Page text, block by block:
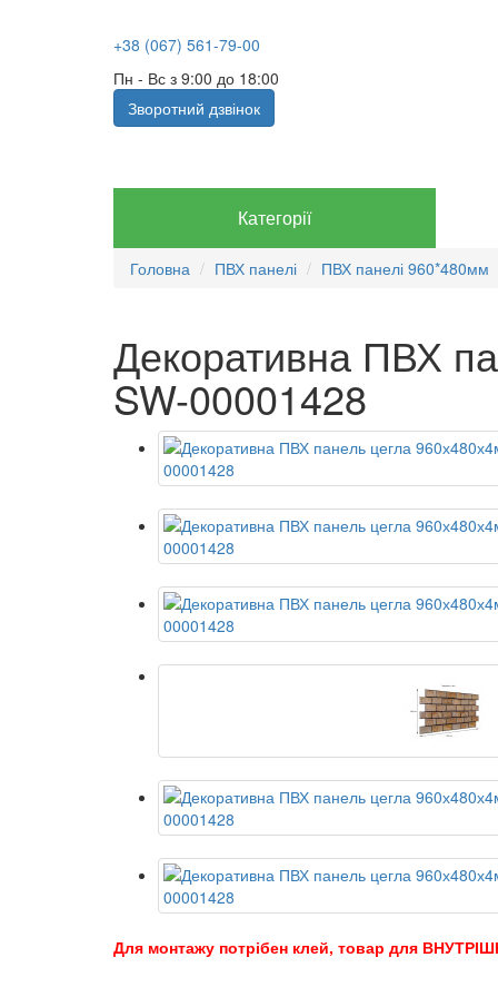
+38 (067) 561-79-00
Пн - Вс з 9:00 до 18:00
Зворотний дзвінок
Категорії
Головна ПВХ панелі ПВХ панелі 960*480мм
Декоративна ПВХ
SW-00001428
Для монтажу потрібен клей, товар для